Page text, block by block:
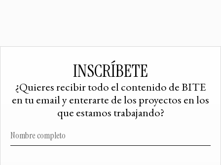
INSCRÍBETE
¿Quieres recibir todo el contenido de BITE
en tu email y enterarte de los proyectos en los
que estamos trabajando?